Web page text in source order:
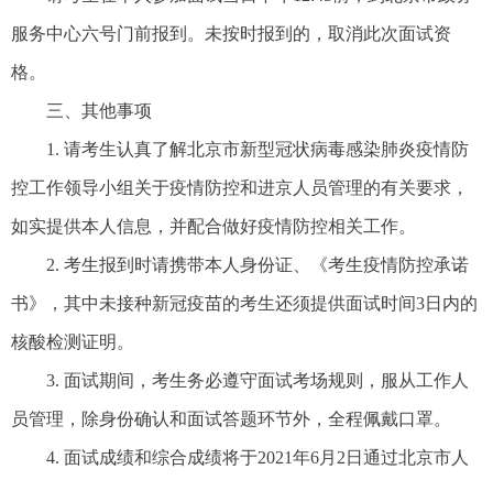
服务中心六号门前报到。未按时报到的，取消此次面试资
格。
三、其他事项
1. 请考生认真了解北京市新型冠状病毒感染肺炎疫情防
控工作领导小组关于疫情防控和进京人员管理的有关要求，
如实提供本人信息，并配合做好疫情防控相关工作。
2. 考生报到时请携带本人身份证、《考生疫情防控承诺
书》，其中未接种新冠疫苗的考生还须提供面试时间3日内的
核酸检测证明。
3. 面试期间，考生务必遵守面试考场规则，服从工作人
员管理，除身份确认和面试答题环节外，全程佩戴口罩。
4. 面试成绩和综合成绩将于2021年6月2日通过北京市人